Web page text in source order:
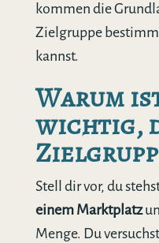
kommen die
Zielgruppe
kannst.
Warum
wichtig,
Stell dir vor, du
einem Marktplatz
Menge. Du